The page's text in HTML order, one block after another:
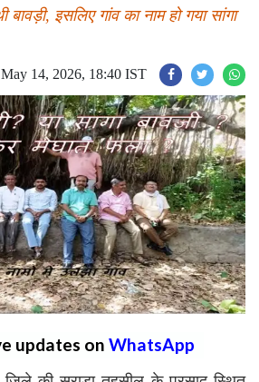
बावड़ी, इसलिए गांव का नाम हो गया सांगा
May 14, 2026, 18:40 IST
updates on WhatsApp